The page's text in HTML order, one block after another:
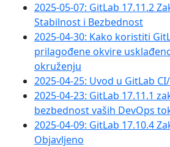
2025-05-07: GitLab 17.11.2
Stabilnost i Bezbednost
2025-04-30: Kako koristiti
prilagođene okvire
okruženju
2025-04-25: Uvod u GitLab
2025-04-23: GitLab 17.11.1
bezbednost vaših DevOps
2025-04-09: GitLab 17.10.4
Objavljeno